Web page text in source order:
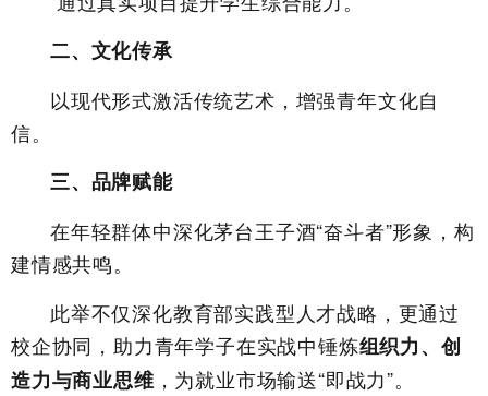
二、文化传承
以现代形式激活传统艺术，增强青年文化自
信。
三、品牌赋能
在年轻群体中深化茅台王子酒“奋斗者”形象，构
建情感共鸣。
此举不仅深化教育部实践型人才战略，更通过
校企协同，助力青年学子在实战中锤炼组织力、创
造力与商业思维 ，为就业市场输送“即战力”。